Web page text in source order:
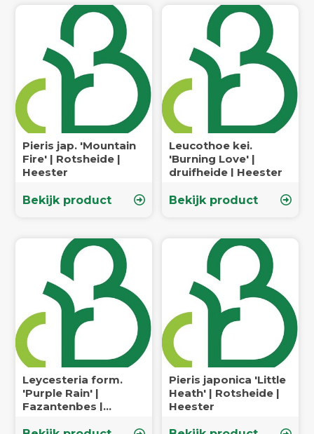
Pieris jap. 'Mountain
Fire' | Rotsheide |
Heester
Bekijk product
Leucothoe kei.
'Burning Love' |
druifheide | Heester
Bekijk product
Leycesteria form.
'Purple Rain' |
Fazantenbes |
Pieris japonica 'Little
Heath' | Rotsheide |
Heester